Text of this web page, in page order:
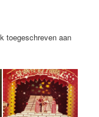
toegeschreven aan